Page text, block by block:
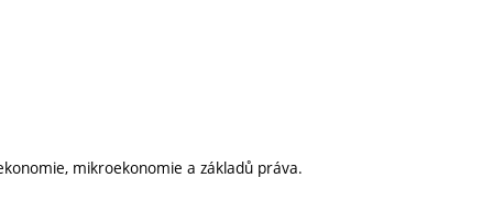
mikroekonomie a základů práva.